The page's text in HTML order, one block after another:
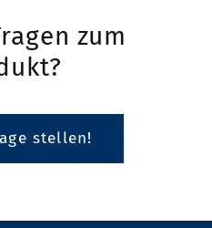
zum
stellen!